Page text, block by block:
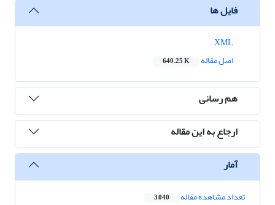
فایل ها
اصل مقاله
640.25 K
هم رسانی
ارجاع به این مقاله
آمار
تعداد مشاهده مقاله 3,040